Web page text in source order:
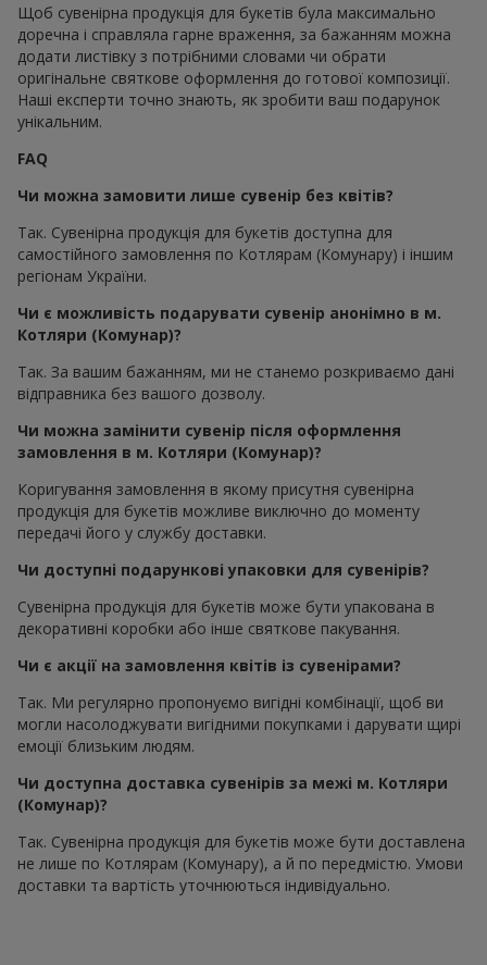
Щоб сувенірна продукція для букетів була максимально
доречна і справляла гарне враження, за бажанням можна
додати листівку з потрібними словами чи обрати
оригінальне святкове оформлення до готової композиції.
Наші експерти точно знають, як зробити ваш подарунок
унікальним.
FAQ
Чи можна замовити лише сувенір без квітів?
Так. Сувенірна продукція для букетів доступна для
самостійного замовлення по Котлярам (Комунару) і іншим
регіонам України.
Чи є можливість подарувати сувенір анонімно в м.
Котляри (Комунар)?
Так. За вашим бажанням, ми не станемо розкриваємо дані
відправника без вашого дозволу.
Чи можна замінити сувенір після оформлення
замовлення в м. Котляри (Комунар)?
Коригування замовлення в якому присутня сувенірна
продукція для букетів можливе виключно до моменту
передачі його у службу доставки.
Чи доступні подарункові упаковки для сувенірів?
Сувенірна продукція для букетів може бути упакована в
декоративні коробки або інше святкове пакування.
Чи є акції на замовлення квітів із сувенірами?
Так. Ми регулярно пропонуємо вигідні комбінації, щоб ви
могли насолоджувати вигідними покупками і дарувати щирі
емоції близьким людям.
Чи доступна доставка сувенірів за межі м. Котляри
(Комунар)?
Так. Сувенірна продукція для букетів може бути доставлена
не лише по Котлярам (Комунару), а й по передмістю. Умови
доставки та вартість уточнюються індивідуально.